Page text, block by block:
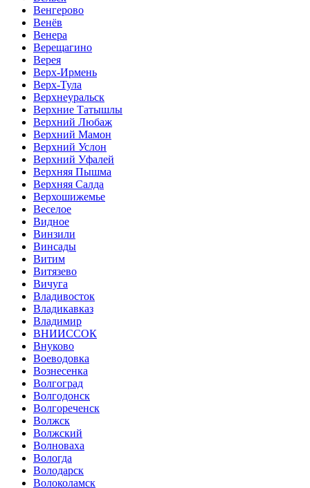
Венгерово
Венёв
Венера
Верещагино
Верея
Верх-Ирмень
Верх-Тула
Верхнеуральск
Верхние Татышлы
Верхний Любаж
Верхний Мамон
Верхний Услон
Верхний Уфалей
Верхняя Пышма
Верхняя Салда
Верхошижемье
Веселое
Видное
Винзили
Винсады
Витим
Витязево
Вичуга
Владивосток
Владикавказ
Владимир
ВНИИССОК
Внуково
Воеводовка
Вознесенка
Волгоград
Волгодонск
Волгореченск
Волжск
Волжский
Волноваха
Вологда
Володарск
Волоколамск